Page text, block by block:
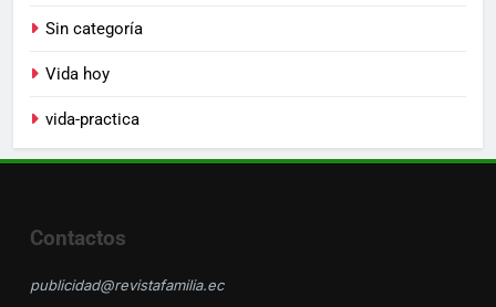
Sin categoría
Vida hoy
vida-practica
Contactos
publicidad@revistafamilia.ec